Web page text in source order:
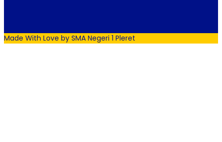
Made With Love by SMA Negeri 1 Pleret